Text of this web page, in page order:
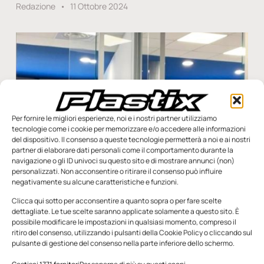
Per fornire le migliori esperienze, noi e i nostri partner utilizziamo
tecnologie come i cookie per memorizzare e/o accedere alle informazioni
del dispositivo. Il consenso a queste tecnologie permetterà a noi e ai nostri
partner di elaborare dati personali come il comportamento durante la
navigazione o gli ID univoci su questo sito e di mostrare annunci (non)
personalizzati. Non acconsentire o ritirare il consenso può influire
negativamente su alcune caratteristiche e funzioni.
Clicca qui sotto per acconsentire a quanto sopra o per fare scelte
dettagliate. Le tue scelte saranno applicate solamente a questo sito. È
possibile modificare le impostazioni in qualsiasi momento, compreso il
ritiro del consenso, utilizzando i pulsanti della Cookie Policy o cliccando sul
pulsante di gestione del consenso nella parte inferiore dello schermo.
Redazione 11 Ottobre 2024
Additivi e macchine: sinergia vincente
La società Greenchemicals è conosciuta in Italia e all’estero
per le formulazioni di pacchetti autoestinguenti e